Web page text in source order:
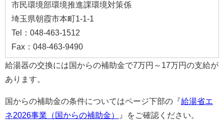
市民環境部環境推進課環境対策係
埼玉県朝霞市本町1-1-1
Tel：048-463-1512
Fax：048-463-9490
給湯器の交換には国からの補助金で7万円～17万円の支給が
あります。
国からの補助金の条件についてはページ下部の『給湯省エ
ネ2026事業（国からの補助金）
』をご確認ください。